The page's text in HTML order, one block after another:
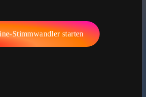
Stimmwandler starten